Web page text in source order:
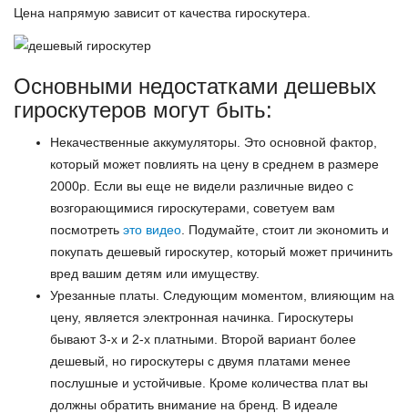
Цена напрямую зависит от качества гироскутера.
Основными недостатками дешевых
гироскутеров могут быть:
Некачественные аккумуляторы. Это основной фактор,
который может повлиять на цену в среднем в размере
2000р. Если вы еще не видели различные видео с
возгорающимися гироскутерами, советуем вам
посмотреть это видео . Подумайте, стоит ли экономить и
покупать дешевый гироскутер, который может причинить
вред вашим детям или имуществу.
Урезанные платы. Следующим моментом, влияющим на
цену, является электронная начинка. Гироскутеры
бывают 3-х и 2-х платными. Второй вариант более
дешевый, но гироскутеры с двумя платами менее
послушные и устойчивые. Кроме количества плат вы
должны обратить внимание на бренд. В идеале